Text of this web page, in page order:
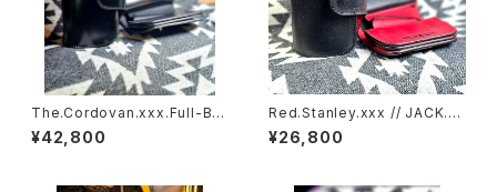
The.Cordovan.xxx.Full-Bla
ck.Edition // JACK.RIDE.SS
W
¥42,800
Red.Stanley.xxx // JACK.RI
DE.SSW
¥26,800